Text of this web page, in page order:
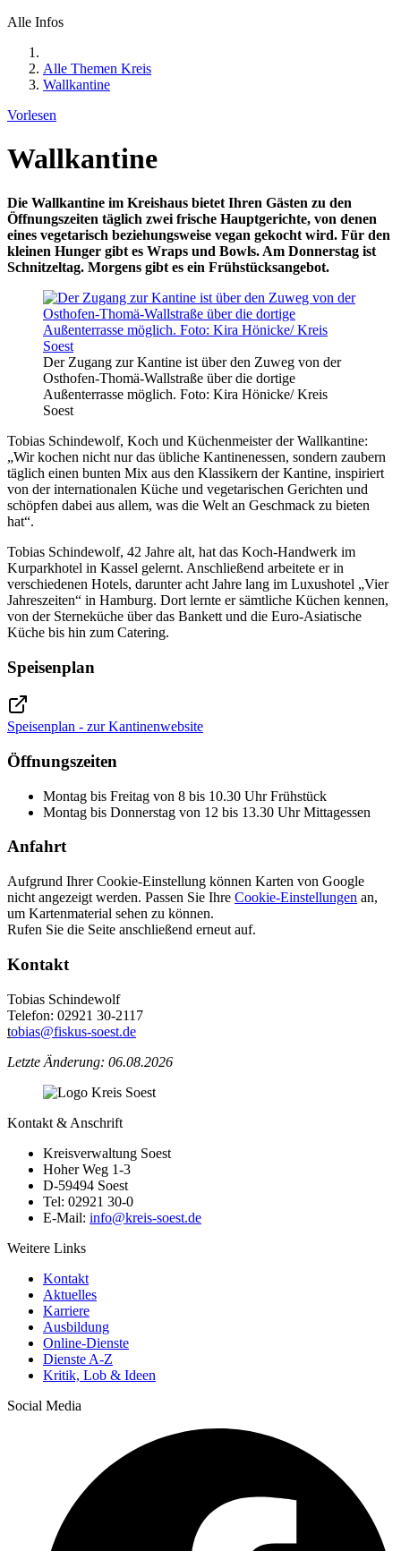
Alle Infos
Alle Themen Kreis
Wallkantine
Vorlesen
Wallkantine
Die Wallkantine im Kreishaus bietet Ihren Gästen zu den
Öffnungszeiten täglich zwei frische Hauptgerichte, von denen
eines vegetarisch beziehungsweise vegan gekocht wird. Für den
kleinen Hunger gibt es Wraps und Bowls. Am Donnerstag ist
Schnitzeltag. Morgens gibt es ein Frühstücksangebot.
Der Zugang zur Kantine ist über den Zuweg von der
Osthofen-Thomä-Wallstraße über die dortige
Außenterrasse möglich. Foto: Kira Hönicke/ Kreis
Soest
Tobias Schindewolf, Koch und Küchenmeister der Wallkantine:
„Wir kochen nicht nur das übliche Kantinenessen, sondern zaubern
täglich einen bunten Mix aus den Klassikern der Kantine, inspiriert
von der internationalen Küche und vegetarischen Gerichten und
schöpfen dabei aus allem, was die Welt an Geschmack zu bieten
hat“.
Tobias Schindewolf, 42 Jahre alt, hat das Koch-Handwerk im
Kurparkhotel in Kassel gelernt. Anschließend arbeitete er in
verschiedenen Hotels, darunter acht Jahre lang im Luxushotel „Vier
Jahreszeiten“ in Hamburg. Dort lernte er sämtliche Küchen kennen,
von der Sterneküche über das Bankett und die Euro-Asiatische
Küche bis hin zum Catering.
Speisenplan
Speisenplan - zur Kantinenwebsite
Öffnungszeiten
Montag bis Freitag von 8 bis 10.30 Uhr Frühstück
Montag bis Donnerstag von 12 bis 13.30 Uhr Mittagessen
Anfahrt
Aufgrund Ihrer Cookie-Einstellung können Karten von Google
nicht angezeigt werden. Passen Sie Ihre Cookie-Einstellungen an,
um Kartenmaterial sehen zu können.
Rufen Sie die Seite anschließend erneut auf.
Kontakt
Tobias Schindewolf
Telefon: 02921 30-2117
tobias@fiskus-soest.de
Letzte Änderung: 06.08.2026
Kontakt & Anschrift
Kreisverwaltung Soest
Hoher Weg 1-3
D-59494 Soest
Tel: 02921 30-0
E-Mail: info@​kreis-soest.de
Weitere Links
Kontakt
Aktuelles
Karriere
Ausbildung
Online-Dienste
Dienste A-Z
Kritik, Lob & Ideen
Social Media